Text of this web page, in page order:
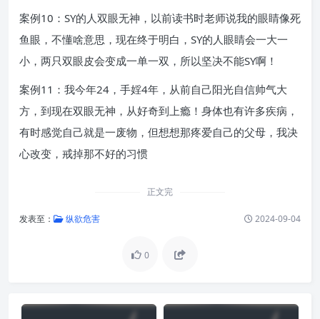
案例10：SY的人双眼无神，以前读书时老师说我的眼睛像死
鱼眼，不懂啥意思，现在终于明白，SY的人眼睛会一大一
小，两只双眼皮会变成一单一双，所以坚决不能SY啊！
案例11：我今年24，手婬4年，从前自己阳光自信帅气大
方，到现在双眼无神，从好奇到上瘾！身体也有许多疾病，
有时感觉自己就是一废物，但想想那疼爱自己的父母，我决
心改变，戒掉那不好的习惯
正文完
发表至： 纵欲危害 2024-09-04
0